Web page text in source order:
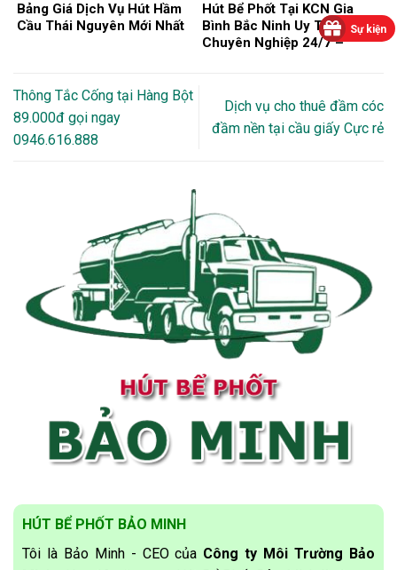
Bảng Giá Dịch Vụ Hút Hầm
Cầu Thái Nguyên Mới Nhất
Hút Bể Phốt Tại KCN Gia
Bình Bắc Ninh Uy Tín,
Chuyên Nghiệp 24/7 –
Thông Tắc Cống tại Hàng Bột
89.000đ gọi ngay
0946.616.888
Dịch vụ cho thuê đầm cóc
đầm nền tại cầu giấy Cực rẻ
HÚT BỂ PHỐT BẢO MINH
Tôi là Bảo Minh - CEO của Công ty Môi Trường Bảo
Sự kiện